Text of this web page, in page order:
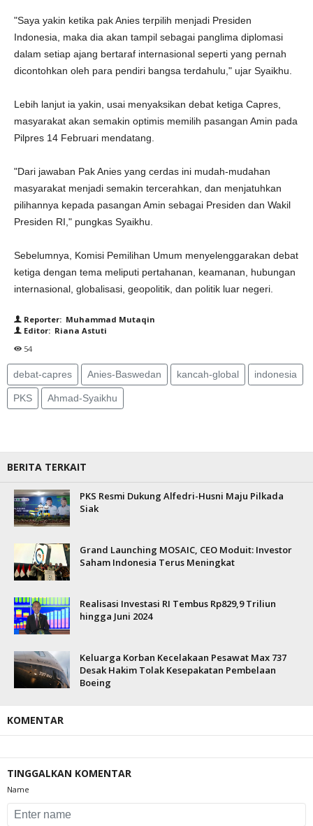
"Saya yakin ketika pak Anies terpilih menjadi Presiden
Indonesia, maka dia akan tampil sebagai panglima diplomasi
dalam setiap ajang bertaraf internasional seperti yang pernah
dicontohkan oleh para pendiri bangsa terdahulu," ujar Syaikhu.
Lebih lanjut ia yakin, usai menyaksikan debat ketiga Capres,
masyarakat akan semakin optimis memilih pasangan Amin pada
Pilpres 14 Februari mendatang.
"Dari jawaban Pak Anies yang cerdas ini mudah-mudahan
masyarakat menjadi semakin tercerahkan, dan menjatuhkan
pilihannya kepada pasangan Amin sebagai Presiden dan Wakil
Presiden RI," pungkas Syaikhu.
Sebelumnya, Komisi Pemilihan Umum menyelenggarakan debat
ketiga dengan tema meliputi pertahanan, keamanan, hubungan
internasional, globalisasi, geopolitik, dan politik luar negeri.
Reporter: Muhammad Mutaqin
Editor: Riana Astuti
54
debat-capres Anies-Baswedan kancah-global indonesia
PKS Ahmad-Syaikhu
BERITA TERKAIT
PKS Resmi Dukung Alfedri-Husni Maju Pilkada
Siak
Grand Launching MOSAIC, CEO Moduit: Investor
Saham Indonesia Terus Meningkat
Realisasi Investasi RI Tembus Rp829,9 Triliun
hingga Juni 2024
Keluarga Korban Kecelakaan Pesawat Max 737
Desak Hakim Tolak Kesepakatan Pembelaan
Boeing
KOMENTAR
TINGGALKAN KOMENTAR
Name